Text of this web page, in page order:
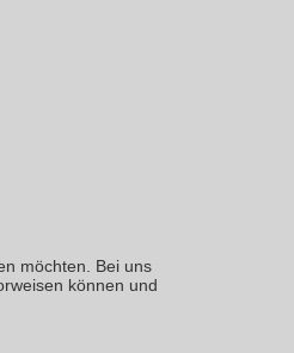
möchten. Bei uns
können und